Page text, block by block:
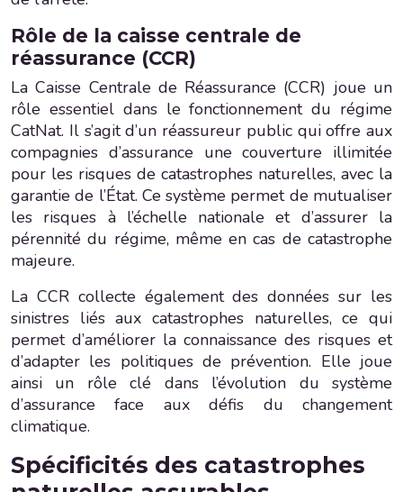
Rôle de la caisse centrale de
réassurance (CCR)
La Caisse Centrale de Réassurance (CCR) joue un
rôle essentiel dans le fonctionnement du régime
CatNat. Il s’agit d’un réassureur public qui offre aux
compagnies d’assurance une couverture illimitée
pour les risques de catastrophes naturelles, avec la
garantie de l’État. Ce système permet de mutualiser
les risques à l’échelle nationale et d’assurer la
pérennité du régime, même en cas de catastrophe
majeure.
La CCR collecte également des données sur les
sinistres liés aux catastrophes naturelles, ce qui
permet d’améliorer la connaissance des risques et
d’adapter les politiques de prévention. Elle joue
ainsi un rôle clé dans l’évolution du système
d’assurance face aux défis du changement
climatique.
Spécificités des catastrophes